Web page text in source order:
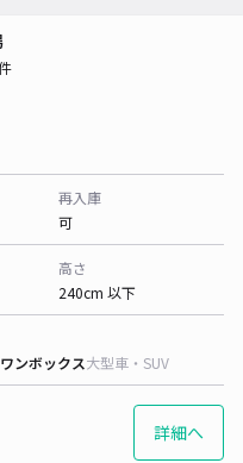
再入庫
可
高さ
240cm 以下
ワンボックス大型車・SUV
詳細へ